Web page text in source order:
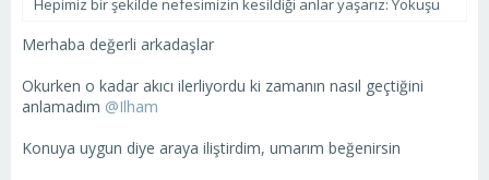
Hepimiz bir şekilde nefesimizin kesildiği anlar yaşarız: Yokuşu
Merhaba değerli arkadaşlar
Okurken o kadar akıcı ilerliyordu ki zamanın nasıl geçtiğini
anlamadım @Ilham
Konuya uygun diye araya iliştirdim, umarım beğenirsin